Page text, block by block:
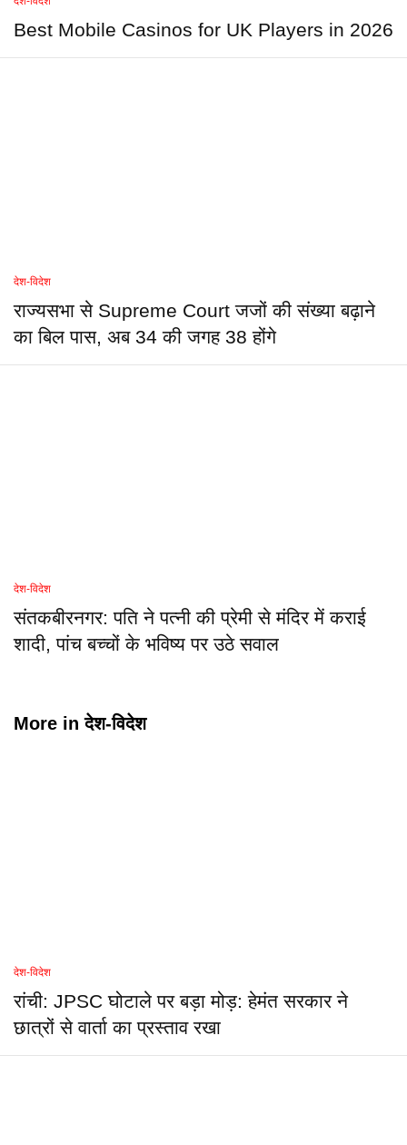
Best Mobile Casinos for UK Players in 2026
देश-विदेश
राज्यसभा से Supreme Court जजों की संख्या बढ़ाने
का बिल पास, अब 34 की जगह 38 होंगे
देश-विदेश
संतकबीरनगर: पति ने पत्नी की प्रेमी से मंदिर में कराई
शादी, पांच बच्चों के भविष्य पर उठे सवाल
More inदेश-विदेश
देश-विदेश
रांची: JPSC घोटाले पर बड़ा मोड़: हेमंत सरकार ने
छात्रों से वार्ता का प्रस्ताव रखा